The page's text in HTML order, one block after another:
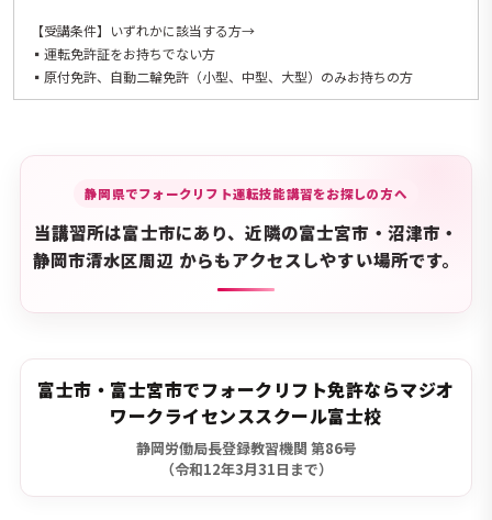
【受講条件】いずれかに該当する方→
▪️運転免許証をお持ちでない方
▪️原付免許、自動二輪免許（小型、中型、大型）のみお持ちの方
静岡県でフォークリフト運転技能講習をお探しの方へ
当講習所は富士市にあり、近隣の富士宮市・沼津市・
静岡市清水区周辺 からもアクセスしやすい場所です。
富士市・富士宮市でフォークリフト免許ならマジオ
ワークライセンススクール富士校
静岡労働局長登録教習機関 第86号
（令和12年3月31日まで）